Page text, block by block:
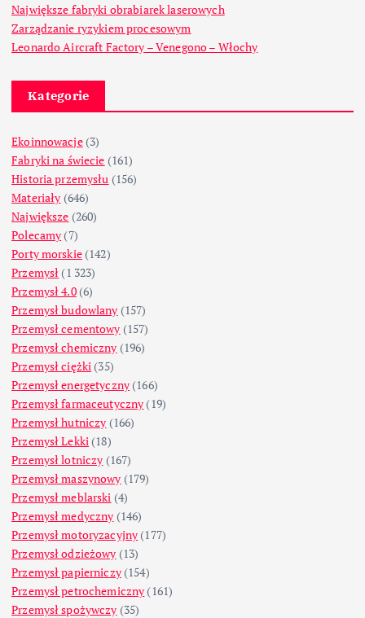
Największe fabryki obrabiarek laserowych
Zarządzanie ryzykiem procesowym
Leonardo Aircraft Factory – Venegono – Włochy
Kategorie
Ekoinnowacje(3)
Fabryki na świecie (161)
Historia przemysłu (156)
Materiały (646)
Największe (260)
Polecamy (7)
Porty morskie(142)
Przemysł (1 323)
Przemysł 4.0(6)
Przemysł budowlany (157)
Przemysł cementowy (157)
Przemysł chemiczny (196)
Przemysł ciężki (35)
Przemysł energetyczny (166)
Przemysł farmaceutyczny (19)
Przemysł hutniczy (166)
Przemysł Lekki (18)
Przemysł lotniczy (167)
Przemysł maszynowy (179)
Przemysł meblarski (4)
Przemysł medyczny (146)
Przemysł motoryzacyjny (177)
Przemysł odzieżowy (13)
Przemysł papierniczy(154)
Przemysł petrochemiczny (161)
Przemysł spożywczy (35)